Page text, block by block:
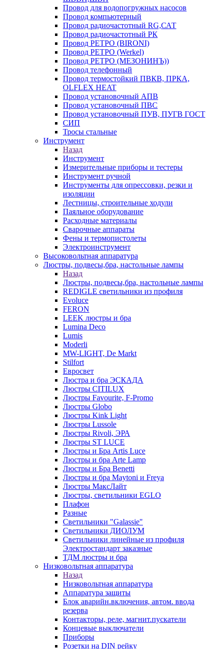
Провод для водопогружных насосов
Провод компьютерный
Провод радиочастотный RG,САТ
Провод радиочастотный РК
Провод РЕТРО (BIRONI)
Провод РЕТРО (Werkel)
Провод РЕТРО (МЕЗОНИНЪ))
Провод телефонный
Провод термостойкий ПВКВ, ПРКА,
OLFLEX HEAT
Провод установочный АПВ
Провод установочный ПВС
Провод установочный ПУВ, ПУГВ ГОСТ
СИП
Тросы стальные
Инструмент
Назад
Инструмент
Измерительные приборы и тестеры
Инструмент ручной
Инструменты для опрессовки, резки и
изоляции
Лестницы, строительные ходули
Паяльное оборудование
Расходные материалы
Сварочные аппараты
Фены и термопистолеты
Электроинструмент
Высоковольтная аппаратура
Люстры, подвесы,бра, настольные лампы
Назад
Люстры, подвесы,бра, настольные лампы
REDIGLE светильники из профиля
Evoluce
FERON
LEEK люстры и бра
Lumina Deco
Lumis
Moderli
MW-LIGHT, De Markt
Stilfort
Евросвет
Люстра и бра ЭСКАДА
Люстры CITILUX
Люстры Favourite, F-Promo
Люстры Globo
Люстры Kink Light
Люстры Lussole
Люстры Rivoli, ЭРА
Люстры ST LUCE
Люстры и Бра Artis Luce
Люстры и бра Arte Lamp
Люстры и Бра Benetti
Люстры и бра Maytoni и Freya
Люстры МаксЛайт
Люстры, светильники EGLO
Плафон
Разные
Светильники "Galassie"
Светильники ДИОЛУМ
Светильники линейные из профиля
Электростандарт заказные
ТДМ люстры и бра
Низковольтная аппаратура
Назад
Низковольтная аппаратура
Аппаратура защиты
Блок аварийн.включения, автом. ввода
резерва
Контакторы, реле, магнит.пускатели
Концевые выключатели
Приборы
Розетки на DIN рейку